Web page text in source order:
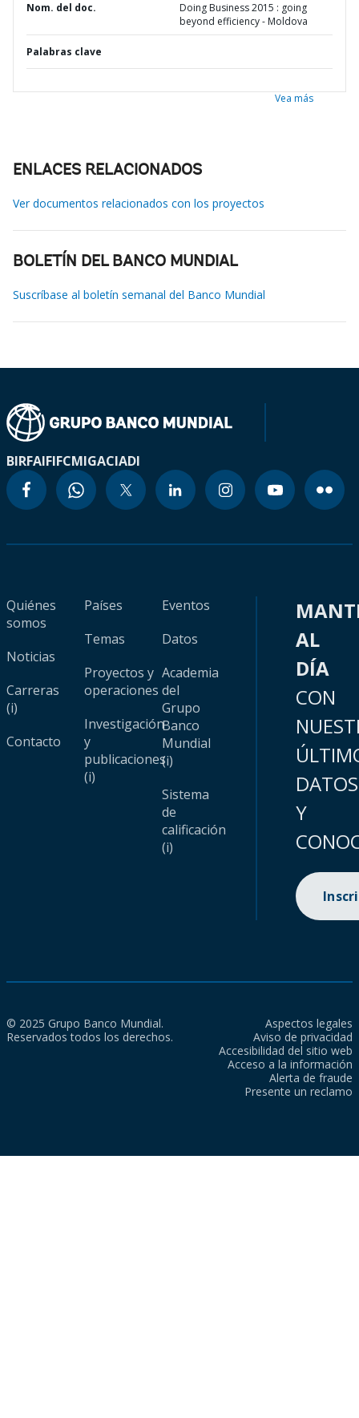
Nom. del doc.
Doing Business 2015 : going
beyond efficiency - Moldova
Palabras clave
Vea más
ENLACES RELACIONADOS
Ver documentos relacionados con los proyectos
BOLETÍN DEL BANCO MUNDIAL
Suscríbase al boletín semanal del Banco Mundial
BIRFAIFIFCMIGACIADI
Quiénes
somos
Noticias
Carreras
(i)
Contacto
Países
Temas
Proyectos y
operaciones
Investigación
y
publicaciones
(i)
Eventos
Datos
Academia
del
Grupo
Banco
Mundial
(i)
Sistema
de
calificación
(i)
AL
DÍA
CON
DATOS
Y
© 2025 Grupo Banco Mundial.
Reservados todos los derechos.
Aspectos legales
Aviso de privacidad
Accesibilidad del sitio web
Acceso a la información
Alerta de fraude
Presente un reclamo